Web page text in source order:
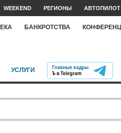
WEEKEND РЕГИОНЫ АВТОПИЛОТ
БАНКРОТСТВА
УСЛУГИ